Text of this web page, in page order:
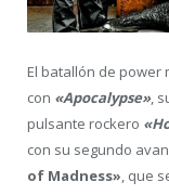
El batallón de power
con «Apocalypse»,
pulsante rockero
con su segundo
of Madness», que